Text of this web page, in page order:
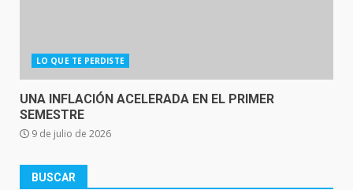
LO QUE TE PERDISTE
UNA INFLACIÓN ACELERADA EN EL PRIMER
SEMESTRE
9 de julio de 2026
BUSCAR